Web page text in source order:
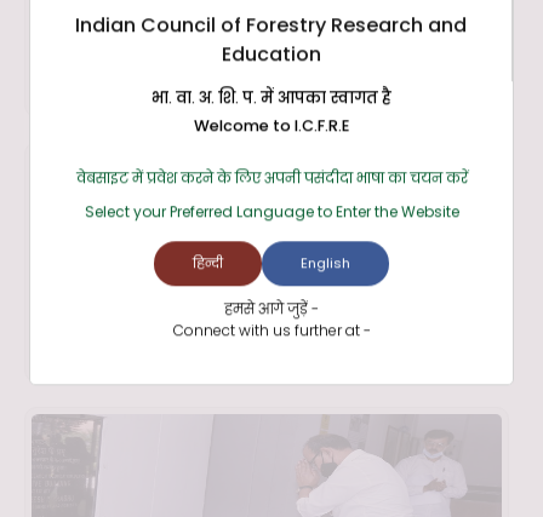
Indian Council of Forestry Research and
Education
भा. वा. अ. शि. प. में आपका स्वागत है
Welcome to I.C.F.R.E
वेबसाइट में प्रवेश करने के लिए अपनी पसंदीदा भाषा का चयन करें
Select your Preferred Language to Enter the Website
हिन्दी English
हमसे आगे जुड़ें -
Connect with us further at -